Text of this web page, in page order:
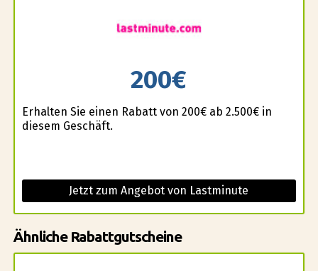
200€
Erhalten Sie einen Rabatt von 200€ ab 2.500€ in
diesem Geschäft.
Jetzt zum Angebot von Lastminute
Ähnliche Rabattgutscheine